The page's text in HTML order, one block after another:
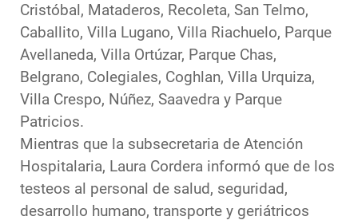
Cristóbal, Mataderos, Recoleta, San Telmo,
Caballito, Villa Lugano, Villa Riachuelo, Parque
Avellaneda, Villa Ortúzar, Parque Chas,
Belgrano, Colegiales, Coghlan, Villa Urquiza,
Villa Crespo, Núñez, Saavedra y Parque
Patricios.
Mientras que la subsecretaria de Atención
Hospitalaria, Laura Cordera informó que de los
testeos al personal de salud, seguridad,
desarrollo humano, transporte y geriátricos